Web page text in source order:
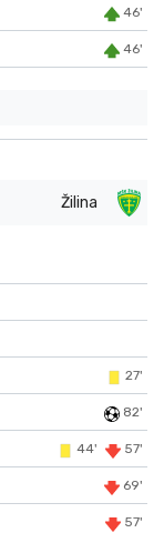
46'
46'
Žilina
27'
82'
44' 57'
69'
57'